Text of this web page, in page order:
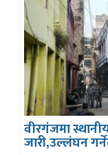
वीरगंजमा
जारी,उल्लंघन